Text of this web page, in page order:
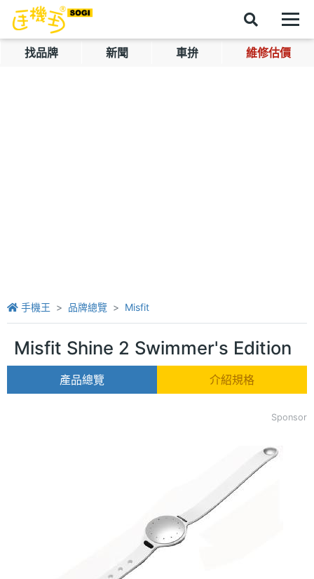
找品牌 新聞 車拚 維修估價
手機王 品牌總覽 Misfit
Misfit Shine 2 Swimmer's Edition
產品總覽 介紹規格
Sponsor